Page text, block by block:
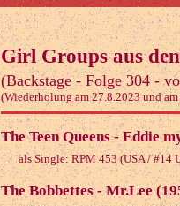
Girl Groups aus
(Backstage - Folge 304 -
(Wiederholung am 27.8.2023 und
The Teen Queens - Eddie
als Single: RPM 453 (USA / #14
The Bobbettes - Mr.Lee